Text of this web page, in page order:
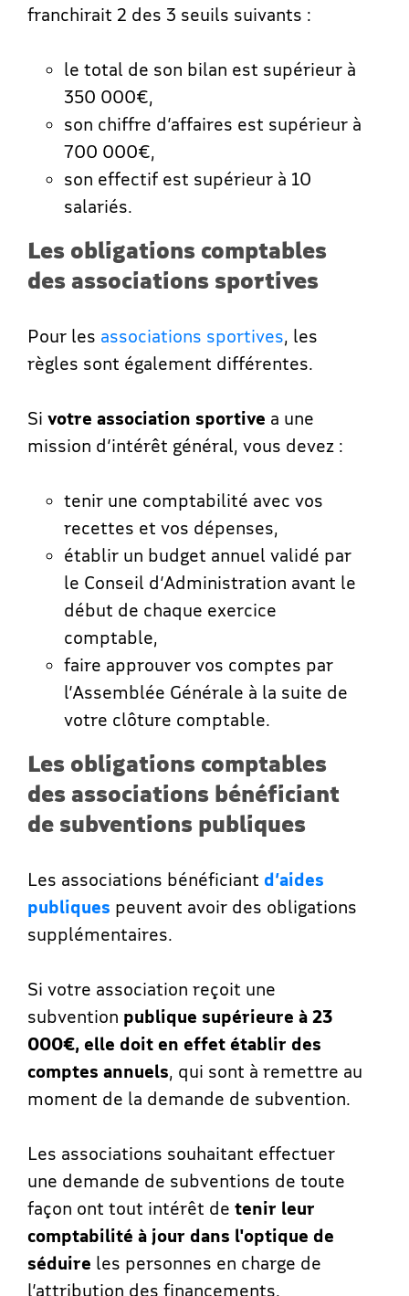
franchirait 2 des 3 seuils suivants :
le total de son bilan est supérieur à
350 000€,
son chiffre d’affaires est supérieur à
700 000€,
son effectif est supérieur à 10
salariés.
Les obligations comptables
des associations sportives
Pour les associations sportives, les
règles sont également différentes.
Si votre association sportive a une
mission d’intérêt général, vous devez :
tenir une comptabilité avec vos
recettes et vos dépenses,
établir un budget annuel validé par
le Conseil d’Administration avant le
début de chaque exercice
comptable,
faire approuver vos comptes par
l’Assemblée Générale à la suite de
votre clôture comptable.
Les obligations comptables
des associations bénéficiant
de subventions publiques
Les associations bénéficiant d’aides
publiques peuvent avoir des obligations
supplémentaires.
Si votre association reçoit une
subvention publique supérieure à 23
000€, elle doit en effet établir des
comptes annuels, qui sont à remettre au
moment de la demande de subvention.
Les associations souhaitant effectuer
une demande de subventions de toute
façon ont tout intérêt de tenir leur
comptabilité à jour dans l'optique de
séduire les personnes en charge de
l’attribution des financements.